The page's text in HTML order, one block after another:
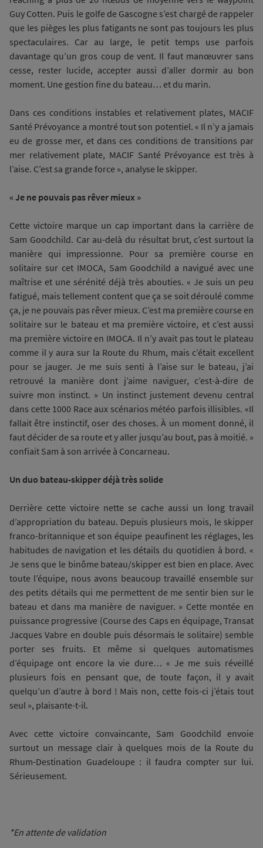
Guy Cotten. Puis le golfe de Gascogne s’est chargé de rappeler
que les pièges les plus fatigants ne sont pas toujours les plus
spectaculaires. Car au large, le petit temps use parfois
davantage qu’un gros coup de vent. Il faut manœuvrer sans
cesse, rester lucide, accepter aussi d’aller dormir au bon
moment. Une gestion fine du bateau… et du marin.
Dans ces conditions instables et relativement plates, MACIF
Santé Prévoyance a montré tout son potentiel. « Il n’y a jamais
eu de grosse mer, et dans ces conditions de transitions par
mer relativement plate, MACIF Santé Prévoyance est très à
l’aise. C’est sa grande force », analyse le skipper.
« Je ne pouvais pas rêver mieux »
Cette victoire marque un cap important dans la carrière de
Sam Goodchild. Car au-delà du résultat brut, c’est surtout la
manière qui impressionne. Pour sa première course en
solitaire sur cet IMOCA, Sam Goodchild a navigué avec une
maîtrise et une sérénité déjà très abouties. « Je suis un peu
fatigué, mais tellement content que ça se soit déroulé comme
ça, je ne pouvais pas rêver mieux. C’est ma première course en
solitaire sur le bateau et ma première victoire, et c’est aussi
ma première victoire en IMOCA. Il n’y avait pas tout le plateau
comme il y aura sur la Route du Rhum, mais c’était excellent
pour se jauger. Je me suis senti à l’aise sur le bateau, j’ai
retrouvé la manière dont j’aime naviguer, c’est-à-dire de
suivre mon instinct. » Un instinct justement devenu central
dans cette 1000 Race aux scénarios météo parfois illisibles. «Il
fallait être instinctif, oser des choses. À un moment donné, il
faut décider de sa route et y aller jusqu’au bout, pas à moitié. »
confiait Sam à son arrivée à Concarneau.
Un duo bateau-skipper déjà très solide
Derrière cette victoire nette se cache aussi un long travail
d’appropriation du bateau. Depuis plusieurs mois, le skipper
franco-britannique et son équipe peaufinent les réglages, les
habitudes de navigation et les détails du quotidien à bord. «
Je sens que le binôme bateau/skipper est bien en place. Avec
toute l’équipe, nous avons beaucoup travaillé ensemble sur
des petits détails qui me permettent de me sentir bien sur le
bateau et dans ma manière de naviguer. » Cette montée en
puissance progressive (Course des Caps en équipage, Transat
Jacques Vabre en double puis désormais le solitaire) semble
porter ses fruits. Et même si quelques automatismes
d’équipage ont encore la vie dure… « Je me suis réveillé
plusieurs fois en pensant que, de toute façon, il y avait
quelqu’un d’autre à bord ! Mais non, cette fois-ci j’étais tout
seul », plaisante-t-il.
Avec cette victoire convaincante, Sam Goodchild envoie
surtout un message clair à quelques mois de la Route du
Rhum-Destination Guadeloupe : il faudra compter sur lui.
Sérieusement.
*En attente de validation